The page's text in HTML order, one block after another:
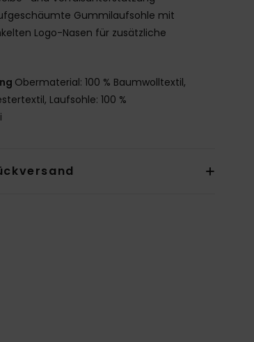
Gummilaufsohle mit
Logo-Nasen für zusätzliche
Obermaterial: 100 % Baumwolltextil,
Laufsohle: 100 %